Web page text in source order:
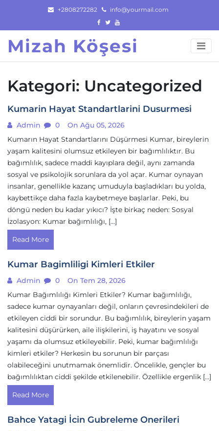
content
+2808272282 info@yourmail.com
Mizah Köşesi
Kategori: Uncategorized
Kumarin Hayat Standartlarini Dusurmesi
Admin 0
On Ağu 05, 2026
Kumarın Hayat Standartlarını Düşürmesi Kumar, bireylerin
yaşam kalitesini olumsuz etkileyen bir bağımlılıktır. Bu
bağımlılık, sadece maddi kayıplara değil, aynı zamanda
sosyal ve psikolojik sorunlara da yol açar. Kumar oynayan
insanlar, genellikle kazanç umuduyla başladıkları bu yolda,
kaybettikçe daha fazla kaybetmeye başlarlar. Peki, bu
döngü neden bu kadar yıkıcı? İşte birkaç neden: Sosyal
İzolasyon: Kumar bağımlılığı, […]
Read More
Kumar Bagimliligi Kimleri Etkiler
Admin 0
On Tem 28, 2026
Kumar Bağımlılığı Kimleri Etkiler? Kumar bağımlılığı,
sadece kumar oynayanları değil, onların çevresindekileri de
etkileyen ciddi bir sorundur. Bu bağımlılık, bireylerin yaşam
kalitesini düşürürken, aile ilişkilerini, iş hayatını ve sosyal
yaşamı da olumsuz etkileyebilir. Peki, kumar bağımlılığı
kimleri etkiler? Herkesin bu sorunun bir parçası
olabileceğini unutmamak önemlidir. Öncelikle, gençler bu
bağımlılıktan ciddi şekilde etkilenebilir. Özellikle ergenlik […]
Read More
Bahce Yatagi İcin Gubreleme Onerileri